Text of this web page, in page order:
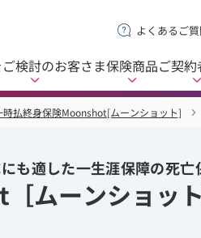
検討のお客さま保険商品ご契約
よくあるご
時払終身保険Moonshot[ムーンショット]
も適した一生涯保障の死亡
ムーンショット